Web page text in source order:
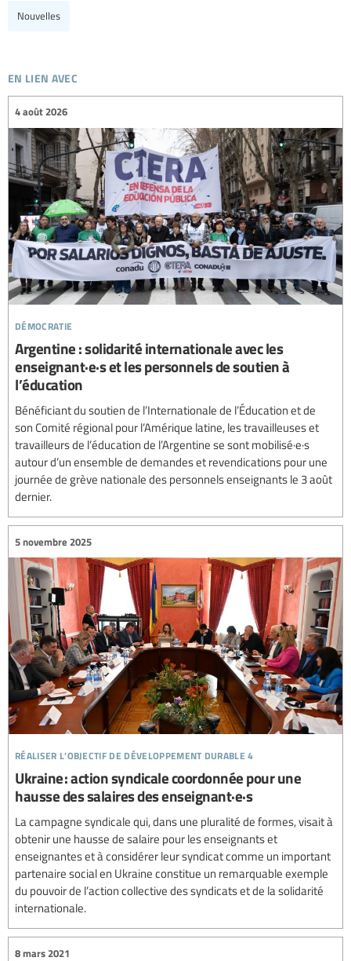
Nouvelles
en lien avec
démocratie
4 août 2026
Argentine : solidarité internationale avec les
enseignant·e·s et les personnels de soutien à
l’éducation
Bénéficiant du soutien de l’Internationale de l’Éducation et de
son Comité régional pour l’Amérique latine, les travailleuses et
travailleurs de l’éducation de l’Argentine se sont mobilisé·e·s
autour d’un ensemble de demandes et revendications pour une
journée de grève nationale des personnels enseignants le 3 août
dernier.
réaliser l’objectif de développement durable 4
5 novembre 2025
Ukraine : action syndicale coordonnée pour une
hausse des salaires des enseignant·e·s
La campagne syndicale qui, dans une pluralité de formes, visait à
obtenir une hausse de salaire pour les enseignants et
enseignantes et à considérer leur syndicat comme un important
partenaire social en Ukraine constitue un remarquable exemple
du pouvoir de l’action collective des syndicats et de la solidarité
internationale.
8 mars 2021